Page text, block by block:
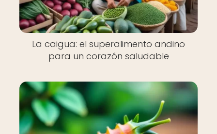
La caigua: el superalimento andino
para un corazón saludable